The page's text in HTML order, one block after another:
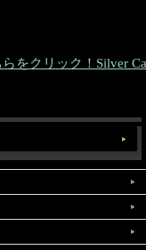
をクリック！Silver